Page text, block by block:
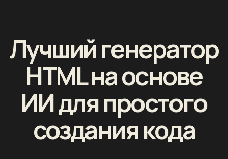
Лучший генератор
HTML на основе
ИИ для простого
создания кода